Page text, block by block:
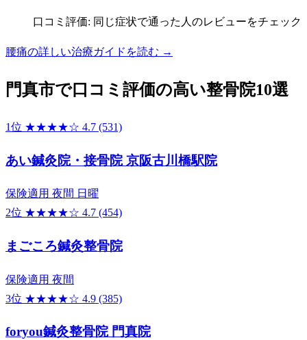
口コミ評価: 同じ症状で通った人のレビューをチェック
腰痛の詳しい治療ガイドを読む →
門真市で口コミ評価の高い整骨院10選
1位 ★★★★☆ 4.7 (531)
あい鍼灸院・接骨院 京阪古川橋駅院
保険適用 夜間 日曜
2位 ★★★★☆ 4.7 (454)
まごころ鍼灸整骨院
保険適用 夜間
3位 ★★★★☆ 4.9 (385)
foryou鍼灸整骨院 門真院